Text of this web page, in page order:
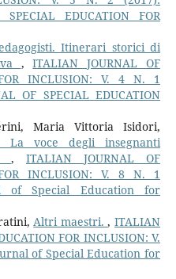
EDUCATION FOR
Itinerari storici di
,ITALIAN JOURNAL OF
INCLUSION: V. 4 N. 1
OF SPECIAL EDUCATION
Maria Vittoria Isidori,
La voce degli insegnanti
,ITALIAN JOURNAL OF
INCLUSION: V. 8 N. 1
of Special Education for
Altri maestri.,ITALIAN
FOR INCLUSION: V.
of Special Education for